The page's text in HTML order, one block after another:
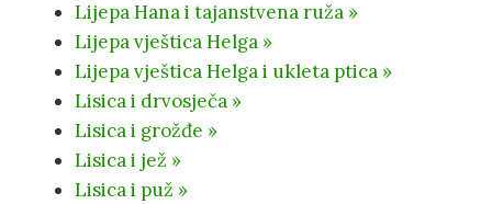
Lijepa Hana i tajanstvena ruža »
Lijepa vještica Helga »
Lijepa vještica Helga i ukleta ptica »
Lisica i drvosječa »
Lisica i grožđe »
Lisica i jež »
Lisica i puž »